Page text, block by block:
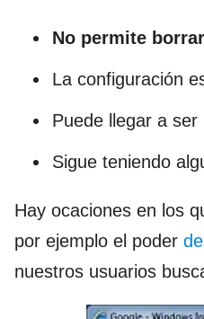
No permite
La configuración
Puede llegar a ser
Sigue teniendo
Hay ocaciones en los
por ejemplo el poder
nuestros usuarios